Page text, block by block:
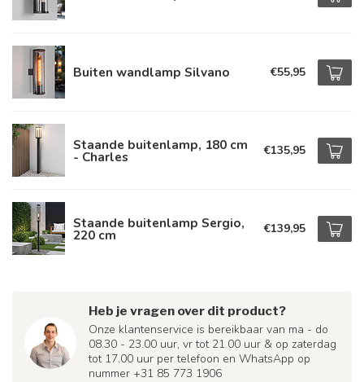
Buiten wandlamp Silvano €55,95
Staande buitenlamp, 180 cm
- Charles €135,95
Staande buitenlamp Sergio,
220 cm €139,95
Heb je vragen over dit product?
Onze klantenservice is bereikbaar van ma - do
08.30 - 23.00 uur, vr tot 21.00 uur & op zaterdag
tot 17.00 uur per telefoon en WhatsApp op
nummer +31 85 773 1906